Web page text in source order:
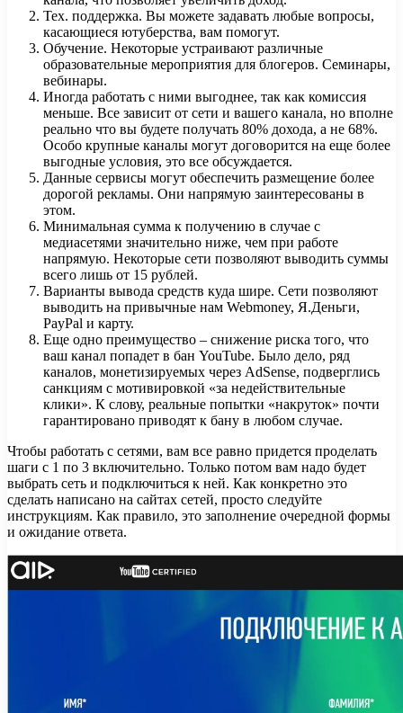
Тех. поддержка. Вы можете задавать любые вопросы,
касающиеся ютуберства, вам помогут.
Обучение. Некоторые устраивают различные
образовательные мероприятия для блогеров. Семинары,
вебинары.
Иногда работать с ними выгоднее, так как комиссия
меньше. Все зависит от сети и вашего канала, но вполне
реально что вы будете получать 80% дохода, а не 68%.
Особо крупные каналы могут договорится на еще более
выгодные условия, это все обсуждается.
Данные сервисы могут обеспечить размещение более
дорогой рекламы. Они напрямую заинтересованы в
этом.
Минимальная сумма к получению в случае с
медиасетями значительно ниже, чем при работе
напрямую. Некоторые сети позволяют выводить суммы
всего лишь от 15 рублей.
Варианты вывода средств куда шире. Сети позволяют
выводить на привычные нам Webmoney, Я.Деньги,
PayPal и карту.
Еще одно преимущество – снижение риска того, что
ваш канал попадет в бан YouTube. Было дело, ряд
каналов, монетизируемых через AdSense, подверглись
санкциям с мотивировкой «за недействительные
клики». К слову, реальные попытки «накруток» почти
гарантировано приводят к бану в любом случае.
Чтобы работать с сетями, вам все равно придется проделать
шаги с 1 по 3 включительно. Только потом вам надо будет
выбрать сеть и подключиться к ней. Как конкретно это
сделать написано на сайтах сетей, просто следуйте
инструкциям. Как правило, это заполнение очередной формы
и ожидание ответа.